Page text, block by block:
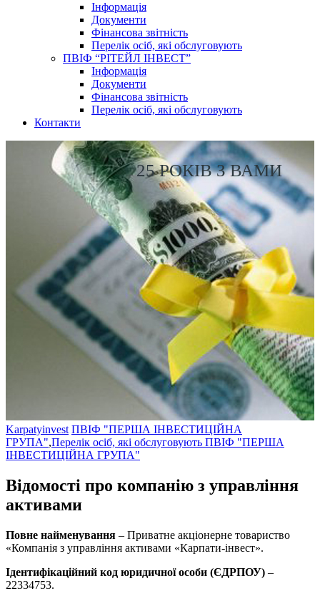
Інформація
Документи
Фінансова звітність
Перелік осіб, які обслуговують
ПВІФ “РІТЕЙЛ ІНВЕСТ”
Інформація
Документи
Фінансова звітність
Перелік осіб, які обслуговують
Контакти
25 РОКІВ З ВАМИ
Karpatyinvest ПВІФ "ПЕРША ІНВЕСТИЦІЙНА
ГРУПА",Перелік осіб, які обслуговують ПВІФ "ПЕРША
ІНВЕСТИЦІЙНА ГРУПА"
Відомості про компанію з управління
активами
Повне найменування – Приватне акціонерне товариство
«Компанія з управління активами «Карпати-інвест».
Ідентифікаційний код юридичної особи (ЄДРПОУ) –
22334753.